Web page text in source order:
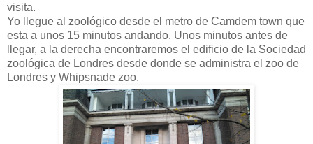
visita.
Yo llegue al zoológico desde el metro de Camdem town que
esta a unos 15 minutos andando. Unos minutos antes de
llegar, a la derecha encontraremos el edificio de la Sociedad
zoológica de Londres desde donde se administra el zoo de
Londres y Whipsnade zoo.